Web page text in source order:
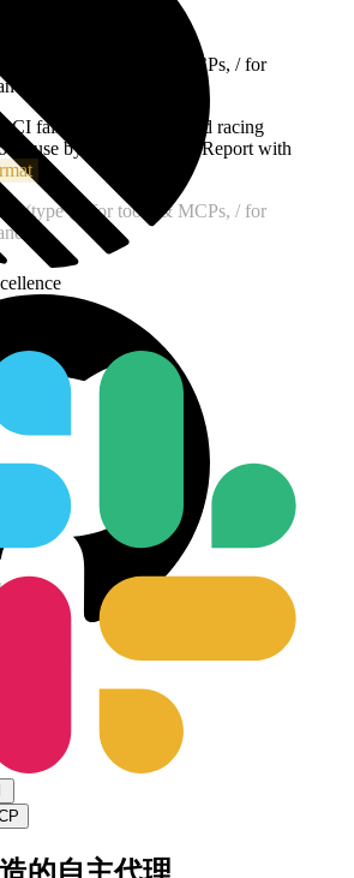
(type @ for tools & MCPs, / for
CI failures on main. Avoid racing
cause by checking logs. Report with
(type @ for tools & MCPs, / for
的自主代理